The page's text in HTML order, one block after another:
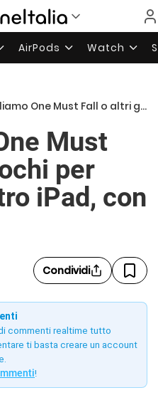
AirPods Watch
Must Fall o altri giochi per DOS sul nostro iPad, con DOSpad!
Must
per
iPad, con
Condividi
commenti realtime tutto
ti basta creare un account
!